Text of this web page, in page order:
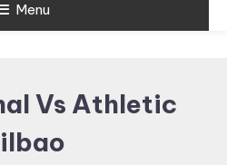
Menu
Vs Athletic